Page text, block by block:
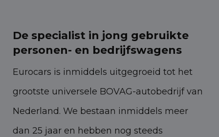
De specialist in jong gebruikte
personen- en bedrijfswagens
Eurocars is inmiddels uitgegroeid tot het
grootste universele BOVAG-autobedrijf van
Nederland. We bestaan inmiddels meer
dan 25 jaar en hebben nog steeds